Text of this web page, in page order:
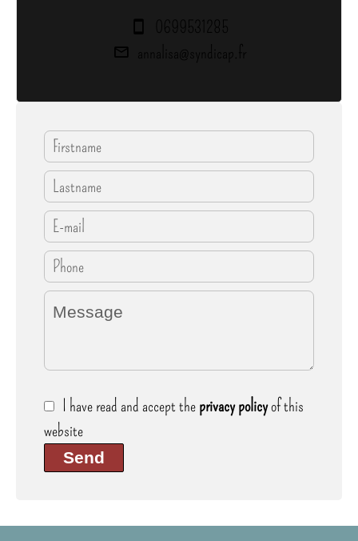
0699531285
annalisa@syndicap.fr
I have read and accept theprivacy policyof this
website
Send